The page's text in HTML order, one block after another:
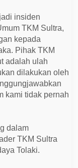
insiden
TKM Sultra,
kepada
Pihak TKM
adalah ulah
dilakukan oleh
kami tidak pernah
dalam
TKM Sultra
Tolaki.